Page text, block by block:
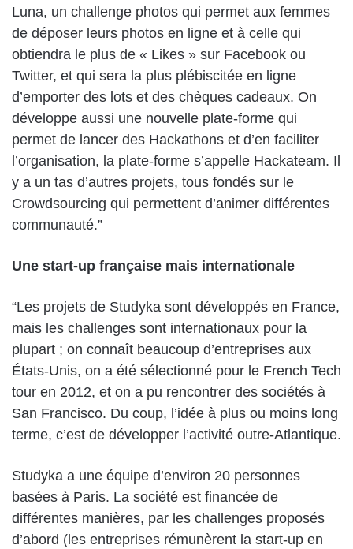
Luna, un challenge photos qui permet aux femmes
de déposer leurs photos en ligne et à celle qui
obtiendra le plus de « Likes » sur Facebook ou
Twitter, et qui sera la plus plébiscitée en ligne
d’emporter des lots et des chèques cadeaux. On
développe aussi une nouvelle plate-forme qui
permet de lancer des Hackathons et d’en faciliter
l’organisation, la plate-forme s’appelle Hackateam. Il
y a un tas d’autres projets, tous fondés sur le
Crowdsourcing qui permettent d’animer différentes
communauté.”
Une start-up française mais internationale
“Les projets de Studyka sont développés en France,
mais les challenges sont internationaux pour la
plupart ; on connaît beaucoup d’entreprises aux
États-Unis, on a été sélectionné pour le French Tech
tour en 2012, et on a pu rencontrer des sociétés à
San Francisco. Du coup, l’idée à plus ou moins long
terme, c’est de développer l’activité outre-Atlantique.
Studyka a une équipe d’environ 20 personnes
basées à Paris. La société est financée de
différentes manières, par les challenges proposés
d’abord (les entreprises rémunèrent la start-up en